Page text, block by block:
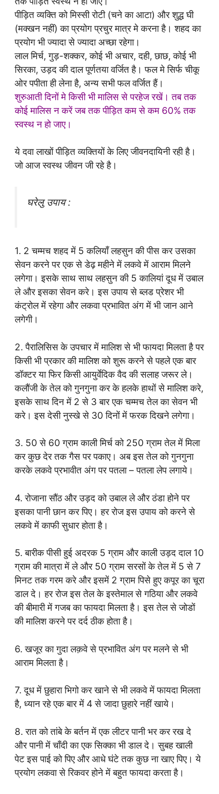
पीड़ित व्यक्ति को मिस्सी रोटी (चने का आटा) और शुद्ध घी
(मक्खन नहीं) का प्रयोग प्रचुर मात्र मे करना है। शहद का
प्रयोग भी ज्यादा से ज्यादा अच्छा रहेगा।
लाल मिर्च, गुड़-शक्कर, कोई भी अचार, दही, छाछ, कोई भी
सिरका, उड़द की दाल पूर्णतया वर्जित है। फल मे सिर्फ चीकू
ओर पपीता ही लेना है, अन्य सभी फल वर्जित हैं।
शुरुआती दिनों मे किसी भी मालिस से परहेज रखें। तब तक
कोई मालिस न करें जब तक पीड़ित कम से कम 60% तक
स्वस्थ न हो जाए।
ये दवा लाखों पीड़ित व्यक्तियों के लिए जीवनदायिनी रही है।
जो आज स्वस्थ जीवन जी रहे है।
घरेलु उपाय :
1. 2 चम्मच शहद में 5 कलियाँ लहसुन की पीस कर उसका
सेवन करने पर एक से डेढ़ महीने में लकवे में आराम मिलने
लगेगा। इसके साथ साथ लहसुन की 5 कालियां दूध में उबाल
ले और इसका सेवन करे। इस उपाय से ब्लड प्रेशर भी
कंट्रोल में रहेगा और लकवा प्रभावित अंग में भी जान आने
लगेगी।
2. पैरालिसिस के उपचार में मालिश से भी फायदा मिलता है पर
किसी भी प्रकार की मालिश को शुरू करने से पहले एक बार
डॉक्टर या फिर किसी आयुर्वेदिक वैद की सलाह जरूर ले।
कलौंजी के तेल को गुनगुना कर के हलके हाथों से मालिश करे,
इसके साथ दिन में 2 से 3 बार एक चम्मच तेल का सेवन भी
करे। इस देसी नुस्खे से 30 दिनों में फरक दिखने लगेगा।
3. 50 से 60 ग्राम काली मिर्च को 250 ग्राम तेल में मिला
कर कुछ देर तक गैस पर पकाए। अब इस तेल को गुनगुना
करके लकवे प्रभावीत अंग पर पतला – पतला लेप लगाये।
4. रोजाना सौंठ और उड़द को उबाल ले और ठंडा होने पर
इसका पानी छान कर पिए। हर रोज इस उपाय को करने से
लकवे में काफी सुधार होता है।
5. बारीक पीसी हुई अदरक 5 ग्राम और काली उड़द दाल 10
ग्राम की मात्रा में ले और 50 ग्राम सरसों के तेल में 5 से 7
मिनट तक गरम करे और इसमें 2 ग्राम पिसे हुए कपूर का चूरा
डाल दे। हर रोज इस तेल के इस्तेमाल से गठिया और लकवे
की बीमारी में गजब का फायदा मिलता है। इस तेल से जोडों
की मालिश करने पर दर्द ठीक होता है।
6. खजूर का गुदा लक़वे से प्रभावित अंग पर मलने से भी
आराम मिलता है।
7. दूध में छुहारा भिगो कर खाने से भी लकवे में फायदा मिलता
है, ध्यान रहे एक बार में 4 से जादा छुहारे नहीं खाये।
8. रात को तांबे के बर्तन में एक लीटर पानी भर कर रख दे
और पानी में चाँदी का एक सिक्का भी डाल दे। सुबह खाली
पेट इस पाई को पिए और आधे घंटे तक कुछ ना खाए पिए। ये
प्रयोग लकवा से रिकवर होने में बहुत फायदा करता है।